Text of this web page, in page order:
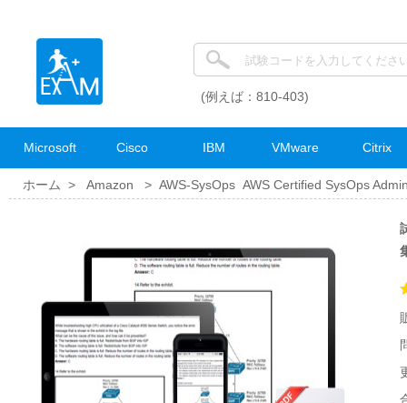
(例えば：810-403)
Microsoft Cisco IBM VMware Citrix
ホーム > Amazon > AWS-SysOps AWS Certified SysOps